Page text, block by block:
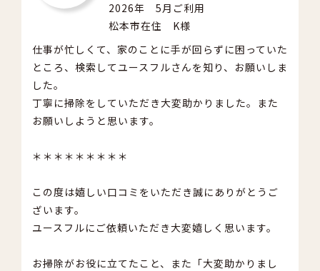
2026年 5月ご利用
松本市在住 K様
仕事が忙しくて、家のことに手が回らずに困っていた
ところ、検索してユースフルさんを知り、お願いしま
した。
丁寧に掃除をしていただき大変助かりました。また
お願いしようと思います。
＊＊＊＊＊＊＊＊＊
この度は嬉しい口コミをいただき誠にありがとうご
ざいます。
ユースフルにご依頼いただき大変嬉しく思います。
お掃除がお役に立てたこと、また「大変助かりまし